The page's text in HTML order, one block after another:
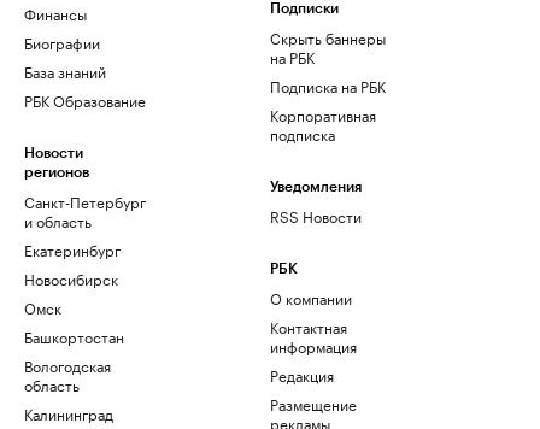
Финансы
Биографии
База знаний
РБК Образование
Новости
регионов
Санкт-Петербург
и область
Екатеринбург
Новосибирск
Омск
Башкортостан
Вологодская
область
Калининград
Подписки
Скрыть баннеры
на РБК
Подписка на РБК
Корпоративная
подписка
Уведомления
RSS Новости
РБК
О компании
Контактная
информация
Редакция
Размещение
рекламы